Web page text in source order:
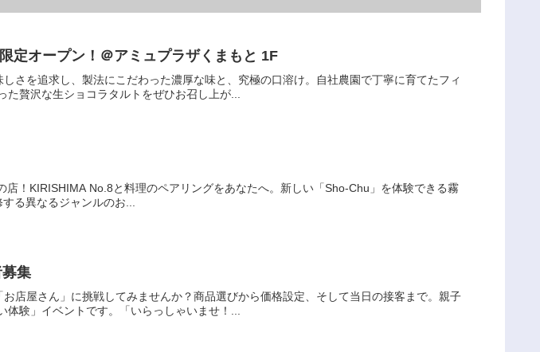
定オープン！＠アミュプラザくまもと 1F
を追求し、製法にこだわった濃厚な味と、究極の口溶け。自社農園で丁寧に育てたフィ
た贅沢な生ショコラタルトをぜひお召し上が...
！KIRISHIMA No.8と料理のペアリングをあなたへ。新しい「Sho-Chu」を体験できる霧
る異なるジャンルのお...
集
店屋さん」に挑戦してみませんか？商品選びから価格設定、そして当日の接客まで。親子
体験」イベントです。「いらっしゃいませ！...